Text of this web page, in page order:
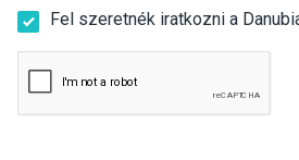
Fel szeretnék iratkozni a